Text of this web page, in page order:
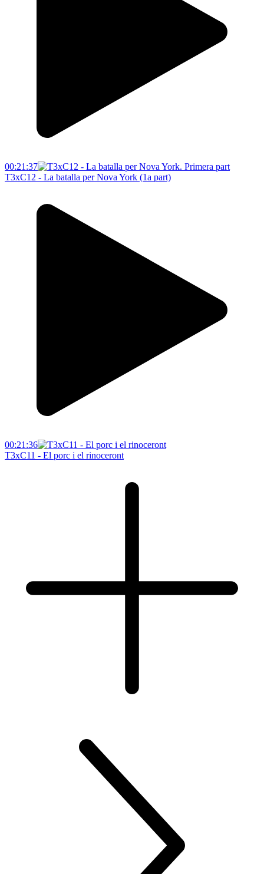
00:21:37
T3xC12 - La batalla per Nova York (1a part)
00:21:36
T3xC11 - El porc i el rinoceront